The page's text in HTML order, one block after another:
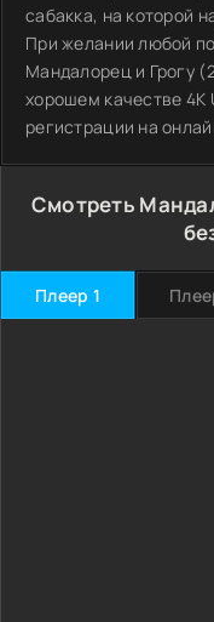
сабакка, на которой
При желании любой
Мандалорец и Грогу
хорошем качестве 4K
регистрации на
Смотреть
Плеер 1